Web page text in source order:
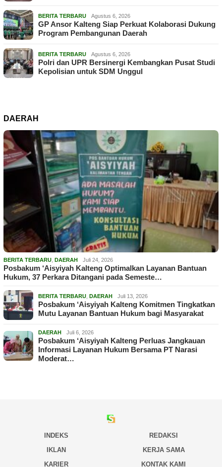
BERITA TERBARU Agustus 6, 2026
GP Ansor Kalteng Siap Perkuat Kolaborasi Dukung
Program Pembangunan Daerah
BERITA TERBARU Agustus 6, 2026
Polri dan UPR Bersinergi Kembangkan Pusat Studi
Kepolisian untuk SDM Unggul
DAERAH
BERITA TERBARU DAERAH Juli 24, 2026
Posbakum ‘Aisyiyah Kalteng Optimalkan Layanan Bantuan
Hukum, 37 Perkara Ditangani pada Semeste…
BERITA TERBARU DAERAH Juli 13, 2026
Posbakum ‘Aisyiyah Kalteng Komitmen Tingkatkan
Mutu Layanan Bantuan Hukum bagi Masyarakat
DAERAH Juli 6, 2026
Posbakum ‘Aisyiyah Kalteng Perluas Jangkauan
Informasi Layanan Hukum Bersama PT Narasi
Moderat…
INDEKS
REDAKSI
IKLAN
KERJA SAMA
KARIER
KONTAK KAMI